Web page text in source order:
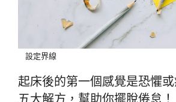
設定界線
起床後的第一個感覺是恐懼或
五大解方，幫助你擺脫倦怠！